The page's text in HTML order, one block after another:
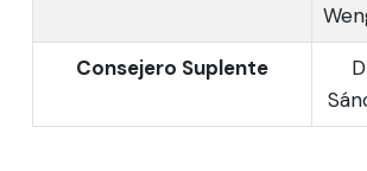
Consejero Suplente